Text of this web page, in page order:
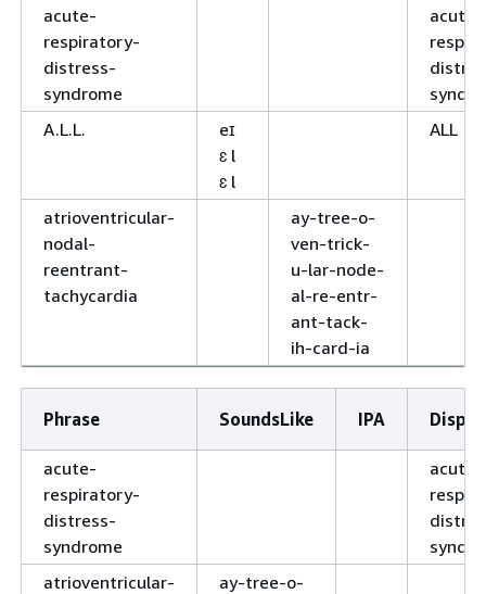
acute-
respiratory-
distress-
syndrome
acute
A.L.L.
eɪ
ɛ l
ɛ l
ALL
atrioventricular-
nodal-
reentrant-
tachycardia
ay-tree-o-
ven-trick-
u-lar-node-
al-re-entr-
ant-tack-
ih-card-ia
Phrase SoundsLike IPA
acute-
respiratory-
distress-
syndrome
acute
atrioventricular-
ay-tree-o-